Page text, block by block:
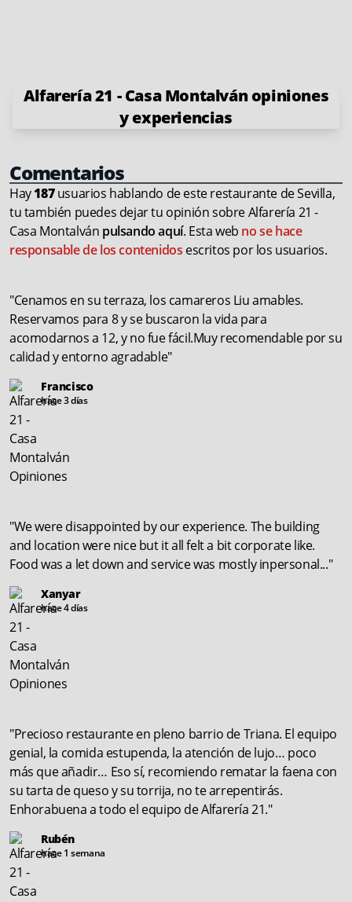
Alfarería 21 - Casa Montalván opiniones
y experiencias
Comentarios
Hay187usuarios hablando de este restaurante de Sevilla,
tu también puedes dejar tu opinión sobre Alfarería 21 -
Casa Montalván pulsando aquí. Esta web no se hace
responsable de los contenidos escritos por los usuarios.
"Cenamos en su terraza, los camareros Liu amables.
Reservamos para 8 y se buscaron la vida para
acomodarnos a 12, y no fue fácil.Muy recomendable por su
calidad y entorno agradable"
Francisco
hace 3 días
"We were disappointed by our experience. The building
and location were nice but it all felt a bit corporate like.
Food was a let down and service was mostly inpersonal..."
Xanyar
hace 4 días
"Precioso restaurante en pleno barrio de Triana. El equipo
genial, la comida estupenda, la atención de lujo… poco
más que añadir… Eso sí, recomiendo rematar la faena con
su tarta de queso y su torrija, no te arrepentirás.
Enhorabuena a todo el equipo de Alfarería 21."
Rubén
hace 1 semana